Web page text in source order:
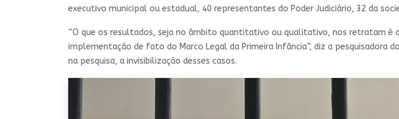
executivo municipal ou estadual, 40 representantes do Poder Judiciário, 32 da
“O que os resultados, seja no âmbito quantitativo ou qualitativo, nos retratam
implementação de fato do Marco Legal da Primeira Infância”, diz a pesquisadora
na pesquisa, a invisibilização desses casos.